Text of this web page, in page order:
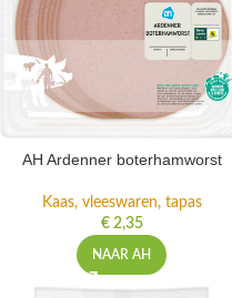
AH Ardenner boterhamworst
Kaas, vleeswaren, tapas
€2,35
NAAR AH